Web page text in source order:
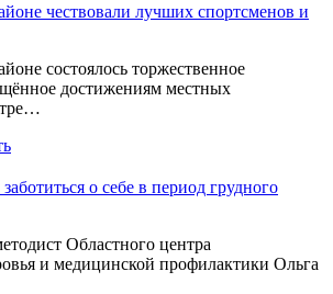
чествовали лучших спортсменов и
состоялось торжественное
достижениям местных
о себе в период грудного
Областного центра
и медицинской профилактики Ольга